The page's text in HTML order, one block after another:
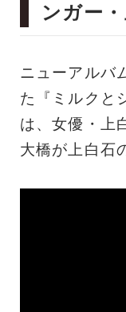
ンガー
ニューアルバ
た『ミルクと
は、女優・上
大橋が上白石